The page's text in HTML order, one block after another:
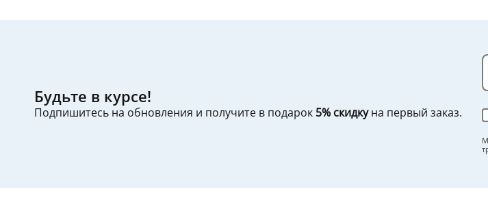
Будьте в курсе!
Подпишитесь на обновления и получите в подарок 5% скидкуна первый заказ.